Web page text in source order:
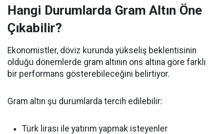
Hangi Durumlarda Gram Altın Öne
Çıkabilir?
Ekonomistler, döviz kurunda yükseliş beklentisinin
olduğu dönemlerde gram altının ons altına göre farklı
bir performans gösterebileceğini belirtiyor.
Gram altın şu durumlarda tercih edilebilir:
Türk lirası ile yatırım yapmak isteyenler